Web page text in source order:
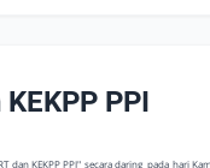
PPI
dan KEKPP PPI" secara daring pada hari